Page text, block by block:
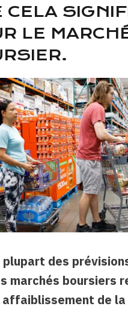
CELA
LE
plupart des
marchés boursiers
affaiblissement de la